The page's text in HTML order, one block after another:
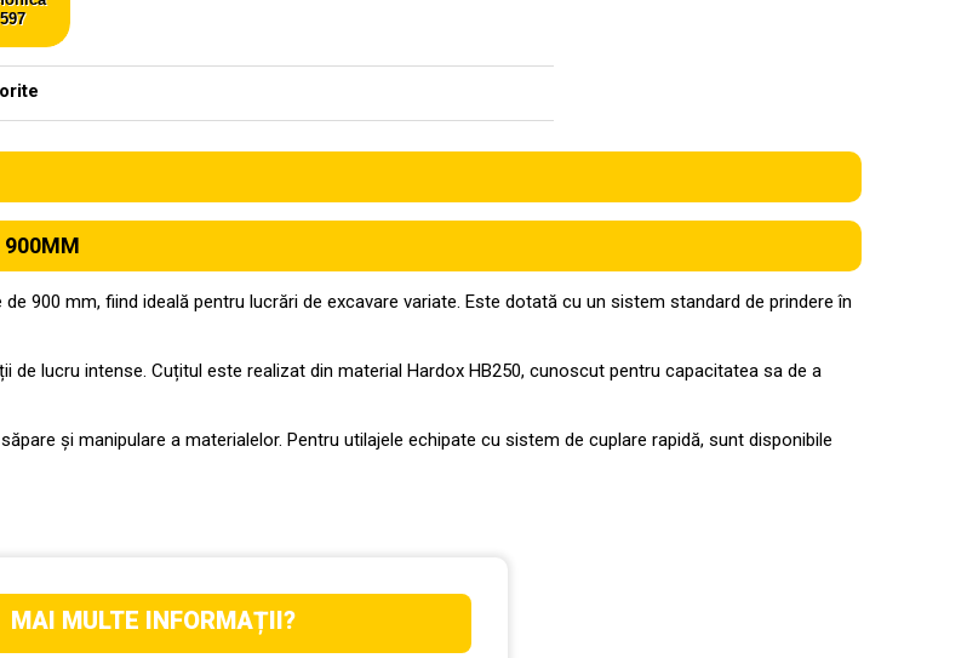
900MM
900 mm, fiind ideală pentru lucrări de excavare variate. Este dotată cu un sistem standard de prindere în
de lucru intense. Cuțitul este realizat din material Hardox HB250, cunoscut pentru capacitatea sa de a
și manipulare a materialelor. Pentru utilajele echipate cu sistem de cuplare rapidă, sunt disponibile
MAI MULTE INFORMAȚII?